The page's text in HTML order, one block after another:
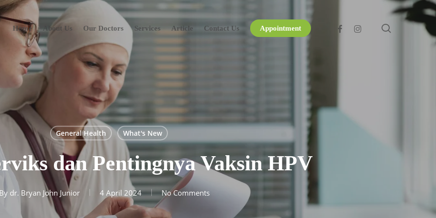
Home About Us Our Doctors Services Article Contact Us Appointment facebookinstagram search
General Health What's New
dan Pentingnya Vaksin HPV
By dr. Bryan John Junior 4 April 2024 No Comments